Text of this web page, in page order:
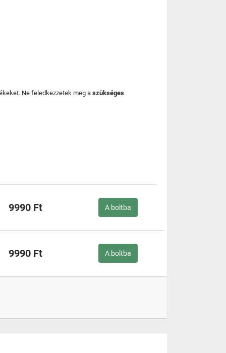
Ne feledkezzetek meg aszükséges
9990 Ft A boltba
9990 Ft A boltba